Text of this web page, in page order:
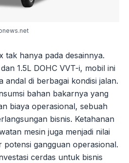
tak hanya pada desainnya.
1.5L DOHC VVT-i, mobil ini
andal di berbagai kondisi jalan.
bahan bakarnya yang
biaya operasional, sebuah
bisnis. Ketahanan
mesin juga menjadi nilai
potensi gangguan operasional.
cerdas untuk bisnis